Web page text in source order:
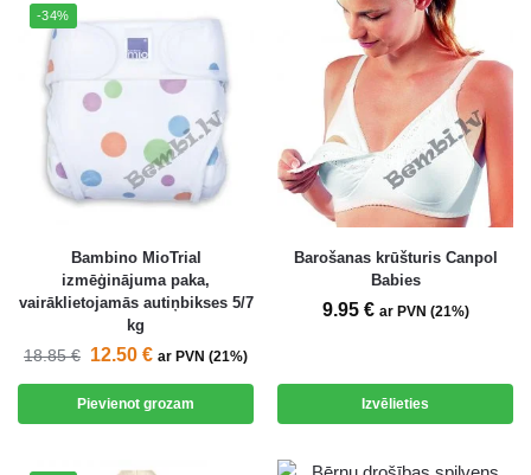
-34%
Bambino MioTrial
izmēģinājuma paka,
vairāklietojamās autiņbikses 5/7
kg
18.85€ 12.50 € ar PVN (21%)
Pievienot grozam
Barošanas krūšturis Canpol
Babies
9.95 € ar PVN (21%)
Izvēlieties